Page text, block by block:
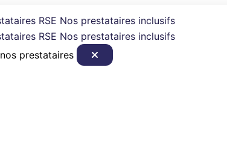
RSE Nos prestataires inclusifs
RSE Nos prestataires inclusifs
prestataires